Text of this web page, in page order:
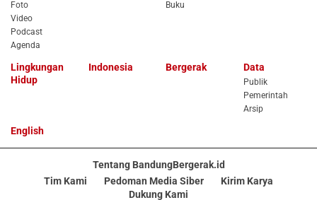
Foto
Video
Podcast
Agenda
Buku
Lingkungan
Hidup
Indonesia Bergerak Data
Publik
Pemerintah
Arsip
English
Tentang BandungBergerak.id
Tim Kami
Pedoman Media Siber
Kirim Karya
Dukung Kami